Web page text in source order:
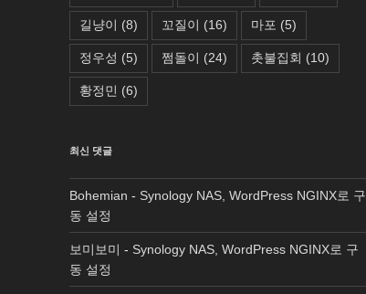
길냥이 (8) 꼬질이 (16) 마포 (5)
정우성 (5) 쩜돌이 (24) 촛불집회 (10)
황정민 (6)
최신 댓글
Bohemian - Synology NAS, WordPress NGINX로 구
동 설정
보미보미 - Synology NAS, WordPress NGINX로 구
동 설정